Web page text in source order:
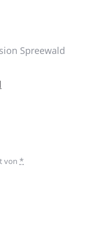
Spreewald
von *